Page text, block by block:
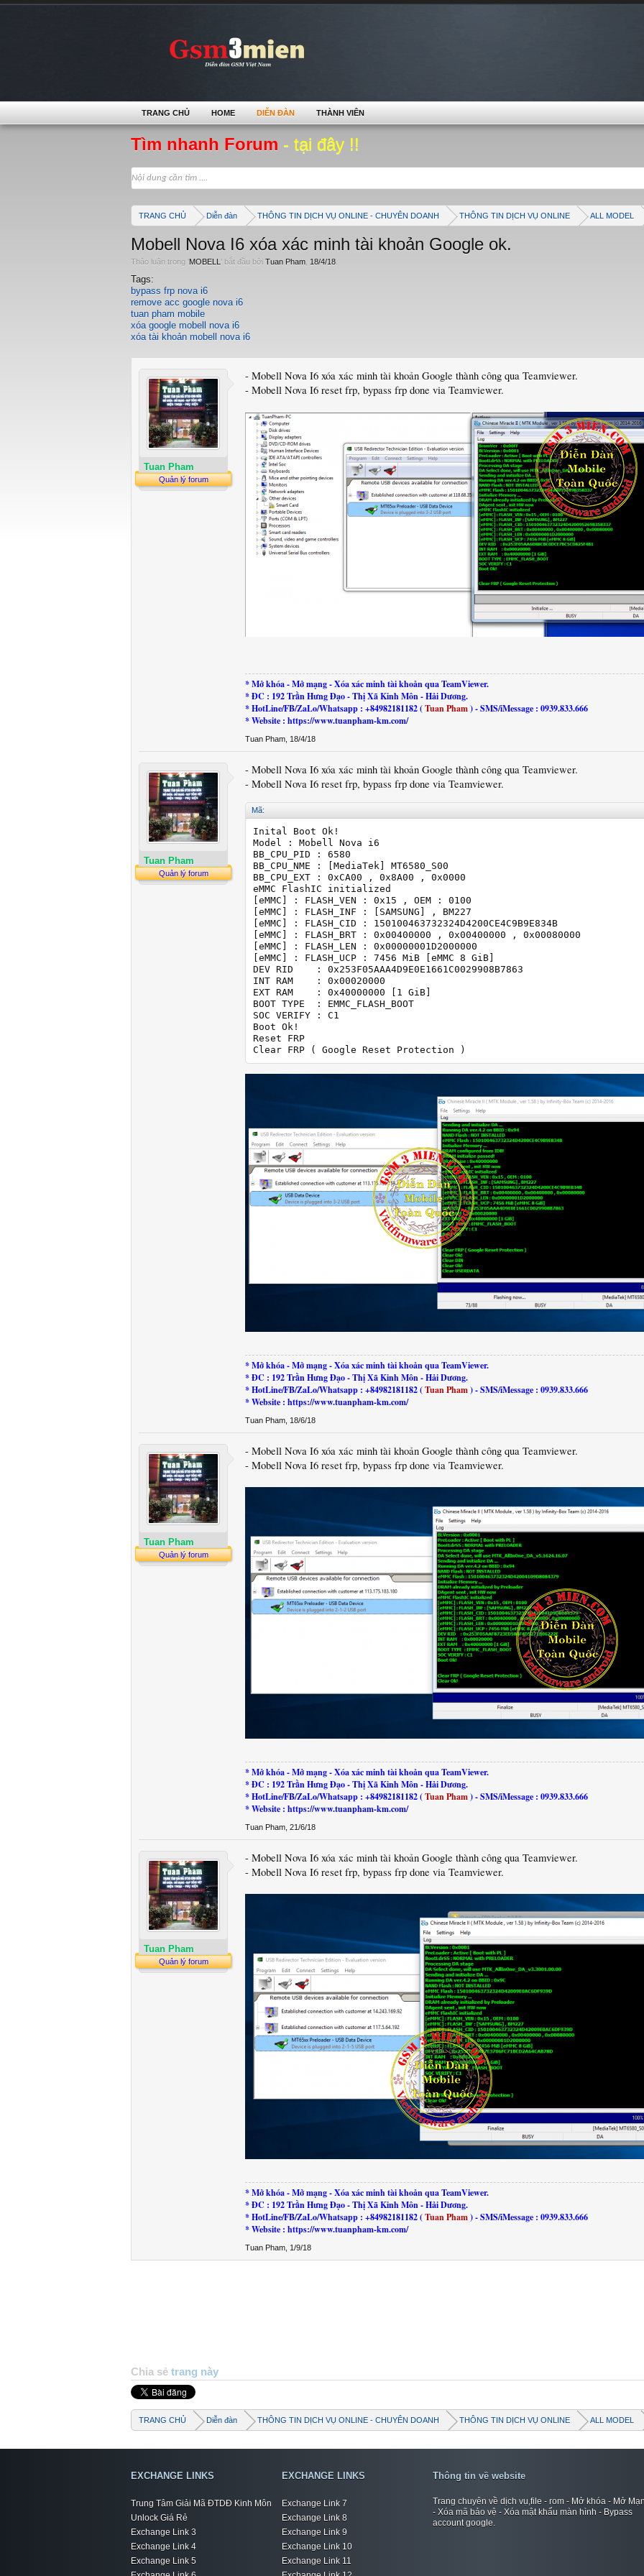
Tìm nhanh Forum - tại đây !!
TRANG CHỦ Diễn đàn THÔNG TIN DỊCH VỤ ONLINE - CHUYÊN DOANH THÔNG TIN DỊCH VỤ ONLINE ALL MODEL
Mobell Nova I6 xóa xác minh tài khoản Google ok.
Thảo luận trong 'MOBELL ' bắt đầu bởi Tuan Pham 18/4/18
Tags:
bypass frp nova i6
remove acc google nova i6
tuan pham mobile
xóa google mobell nova i6
xóa tài khoản mobell nova i6
Tuan Pham
Quản lý forum
- Mobell Nova I6 xóa xác minh tài khoản Google thành công qua Teamviewer.
- Mobell Nova I6 reset frp, bypass frp done via Teamviewer.
* Mở khóa - Mở mạng - Xóa xác minh tài khoản qua TeamViewer.
* ĐC : 192 Trần Hưng Đạo - Thị Xã Kinh Môn - Hải Dương.
* HotLine/FB/ZaLo/Whatsapp : +84982181182 (Tuan Pham) - SMS/iMessage : 0939.833.666
* Website : https://www.tuanpham-km.com/
Tuan Pham 18/4/18
Tuan Pham
Quản lý forum
- Mobell Nova I6 xóa xác minh tài khoản Google thành công qua Teamviewer.
- Mobell Nova I6 reset frp, bypass frp done via Teamviewer.
Mã:
Inital Boot Ok!
Model : Mobell Nova i6
BB_CPU_PID : 6580
BB_CPU_NME : [MediaTek] MT6580_S00
BB_CPU_EXT : 0xCA00 , 0x8A00 , 0x0000
eMMC FlashIC initialized
[eMMC] : FLASH_VEN : 0x15 , OEM : 0100
[eMMC] : FLASH_INF : [SAMSUNG] , BM227
[eMMC] : FLASH_CID : 150100463732324D4200CE4C9B9E834B
[eMMC] : FLASH_BRT : 0x00400000 , 0x00400000 , 0x00080000
[eMMC] : FLASH_LEN : 0x00000001D2000000
[eMMC] : FLASH_UCP : 7456 MiB [eMMC 8 GiB]
DEV RID    : 0x253F05AAA4D9E0E1661C0029908B7863
INT RAM    : 0x00020000
EXT RAM    : 0x40000000 [1 GiB]
BOOT TYPE  : EMMC_FLASH_BOOT
SOC VERIFY : C1
Boot Ok!
Reset FRP
Clear FRP ( Google Reset Protection )
* Mở khóa - Mở mạng - Xóa xác minh tài khoản qua TeamViewer.
* ĐC : 192 Trần Hưng Đạo - Thị Xã Kinh Môn - Hải Dương.
* HotLine/FB/ZaLo/Whatsapp : +84982181182 (Tuan Pham) - SMS/iMessage : 0939.833.666
* Website : https://www.tuanpham-km.com/
Tuan Pham 18/6/18
Tuan Pham
Quản lý forum
- Mobell Nova I6 xóa xác minh tài khoản Google thành công qua Teamviewer.
- Mobell Nova I6 reset frp, bypass frp done via Teamviewer.
* Mở khóa - Mở mạng - Xóa xác minh tài khoản qua TeamViewer.
* ĐC : 192 Trần Hưng Đạo - Thị Xã Kinh Môn - Hải Dương.
* HotLine/FB/ZaLo/Whatsapp : +84982181182 (Tuan Pham) - SMS/iMessage : 0939.833.666
* Website : https://www.tuanpham-km.com/
Tuan Pham 21/6/18
Tuan Pham
Quản lý forum
- Mobell Nova I6 xóa xác minh tài khoản Google thành công qua Teamviewer.
- Mobell Nova I6 reset frp, bypass frp done via Teamviewer.
* Mở khóa - Mở mạng - Xóa xác minh tài khoản qua TeamViewer.
* ĐC : 192 Trần Hưng Đạo - Thị Xã Kinh Môn - Hải Dương.
* HotLine/FB/ZaLo/Whatsapp : +84982181182 (Tuan Pham) - SMS/iMessage : 0939.833.666
* Website : https://www.tuanpham-km.com/
Tuan Pham 1/9/18
Chia sẻ trang này
TRANG CHỦ Diễn đàn THÔNG TIN DỊCH VỤ ONLINE - CHUYÊN DOANH THÔNG TIN DỊCH VỤ ONLINE ALL MODEL
TRANG CHỦ HOME DIỄN ĐÀN THÀNH VIÊN
EXCHANGE LINKS
Trung Tâm Giải Mã ĐTDĐ Kinh Môn
Unlock Giá Rẻ
Exchange Link 3
Exchange Link 4
Exchange Link 5
EXCHANGE LINKS
Exchange Link 7
Exchange Link 8
Exchange Link 9
Exchange Link 10
Exchange Link 11
Thông tin về website
Trang chuyên về dịch vụ,file - rom - Mở khóa - Mở
- Xóa mã bảo vệ - Xóa mật khẩu màn hình - Bypass
account google.